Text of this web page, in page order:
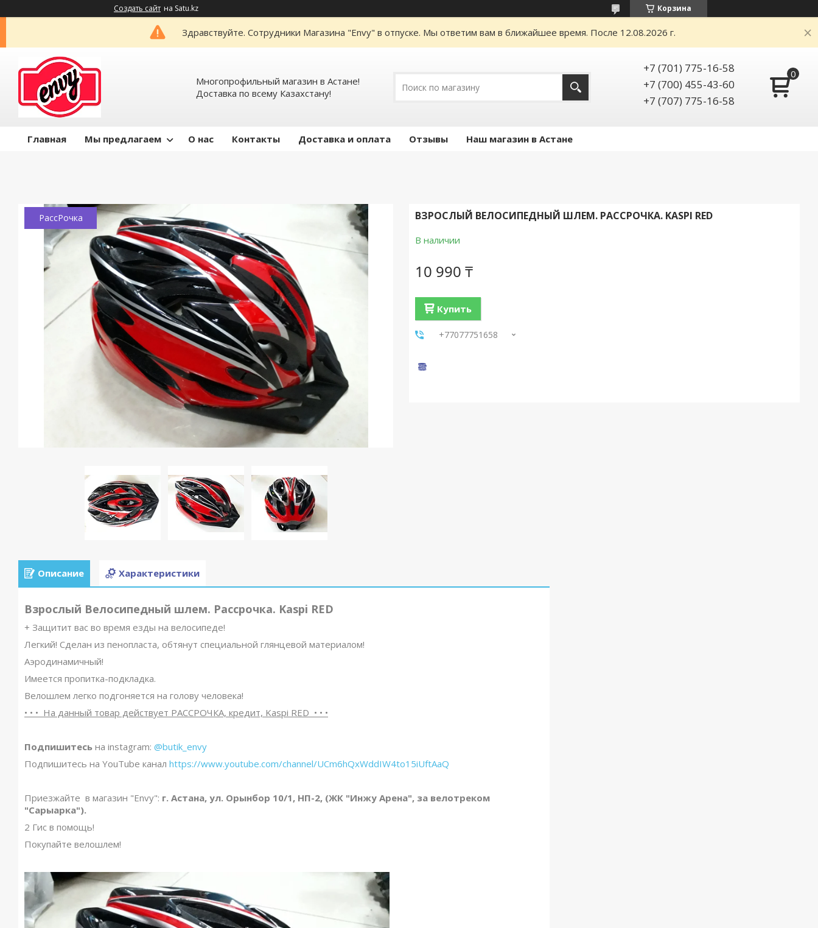
Создать сайт на Satu.kz Корзина
Здравствуйте. Сотрудники Магазина "Envy" в отпуске. Мы ответим вам в ближайшее время. После 12.08.2026 г.
Многопрофильный магазин в Астане!
Доставка по всему Казахстану!
+7 (701) 775-16-58
+7 (700) 455-43-60
+7 (707) 775-16-58
Главная Мы предлагаем О нас Контакты Доставка и оплата Отзывы Наш магазин в Астане
РассРочка ВЗРОСЛЫЙ ВЕЛОСИПЕДНЫЙ ШЛЕМ. РАССРОЧКА. KASPI RED
В наличии
10 990 ₸
Купить
+77077751658
Описание Характеристики
Взрослый Велосипедный шлем. Рассрочка. Kaspi RED
+ Защитит вас во время езды на велосипеде!
Легкий! Сделан из пенопласта, обтянут специальной глянцевой материалом!
Аэродинамичный!
Имеется пропитка-подкладка.
Велошлем легко подгоняется на голову человека!
• • • На данный товар действует РАССРОЧКА, кредит, Kaspi RED • • •
Подпишитесь на instagram: @butik_envy
Подпишитесь на YouTube канал https://www.youtube.com/channel/UCm6hQxWddIW4to15iUftAaQ
Приезжайте в магазин "Envy": г. Астана, ул. Орынбор 10/1, НП-2, (ЖК "Инжу Арена", за велотреком
"Сарыарка").
2 Гис в помощь!
Покупайте велошлем!